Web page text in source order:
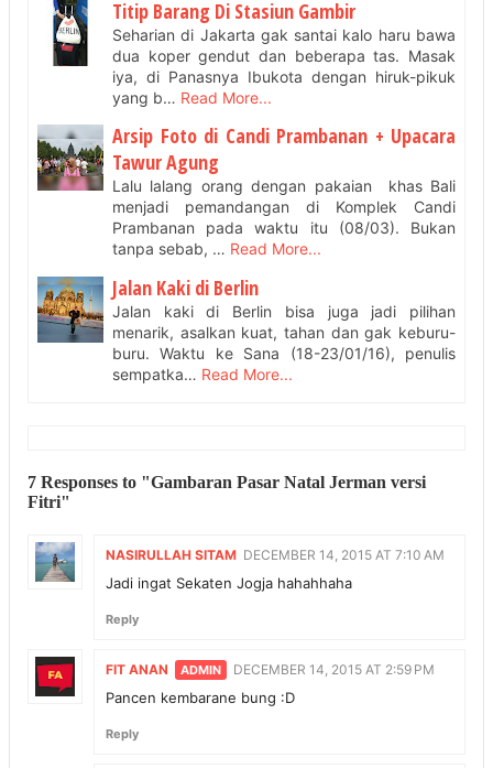
Titip Barang Di Stasiun Gambir
Seharian di Jakarta gak santai kalo haru bawa
dua koper gendut dan beberapa tas. Masak
iya, di Panasnya Ibukota dengan hiruk-pikuk
yang b… Read More...
Arsip Foto di Candi Prambanan + Upacara
Tawur Agung
Lalu lalang orang dengan pakaian khas Bali
menjadi pemandangan di Komplek Candi
Prambanan pada waktu itu (08/03). Bukan
tanpa sebab, … Read More...
Jalan Kaki di Berlin
Jalan kaki di Berlin bisa juga jadi pilihan
menarik, asalkan kuat, tahan dan gak keburu-
buru. Waktu ke Sana (18-23/01/16), penulis
sempatka… Read More...
7 Responses to "Gambaran Pasar Natal Jerman versi
Fitri"
NASIRULLAH SITAM DECEMBER 14, 2015 AT 7:10 AM
Jadi ingat Sekaten Jogja hahahhaha
Reply
FIT ANAN DECEMBER 14, 2015 AT 2:59 PM
Pancen kembarane bung :D
Reply